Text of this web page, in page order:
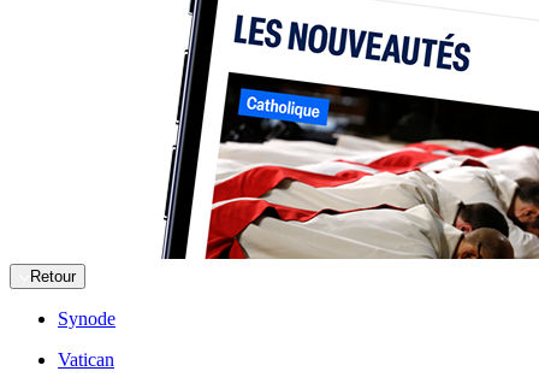
Retour
Synode
Vatican